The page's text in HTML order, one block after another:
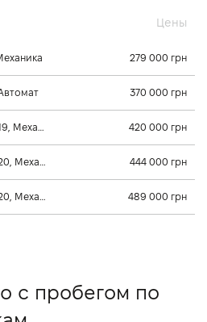
Цены
279 000 грн
370 000 грн
Renault Logan MCV 1.5 л., 2019, Механика 420 000 грн
Renault Logan MCV 1.5 л., 2020, Механика 444 000 грн
Renault Logan MCV 1.5 л., 2020, Механика 489 000 грн
с пробегом по